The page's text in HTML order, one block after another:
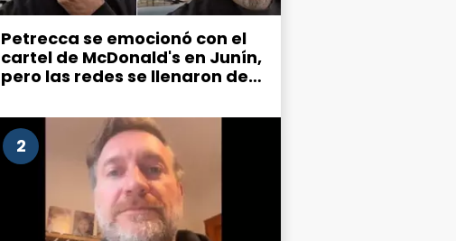
Petrecca se emocionó con el
cartel de McDonald's en Junín,
pero las redes se llenaron de
ciudad
2